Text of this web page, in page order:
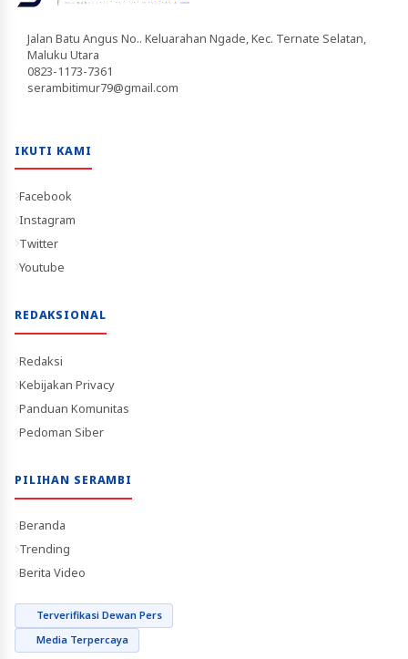
Jalan Batu Angus No.. Keluarahan Ngade, Kec. Ternate Selatan,
Maluku Utara
0823-1173-7361
serambitimur79@gmail.com
IKUTI KAMI
Facebook
Instagram
Twitter
Youtube
REDAKSIONAL
Redaksi
Kebijakan Privacy
Panduan Komunitas
Pedoman Siber
PILIHAN SERAMBI
Beranda
Trending
Berita Video
Terverifikasi Dewan Pers
Media Terpercaya